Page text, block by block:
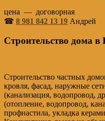
цена — договорная
☎ 8 981 842 13 19 Андрей
Строительство дома
Строительство частных
кровля, фасад, наружные
(канализация, водопровод,
(отопление, водопровод,
профнастила, укладка